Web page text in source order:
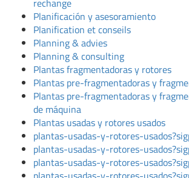
rechange
Planificación y asesoramiento
Planification et conseils
Planning & advies
Planning & consulting
Plantas fragmentadoras y rotores
Plantas pre-fragmentadoras y
Plantas pre-fragmentadoras y
de máquina
Plantas usadas y rotores usados
plantas-usadas-y-rotores-
plantas-usadas-y-rotores-
plantas-usadas-y-rotores-